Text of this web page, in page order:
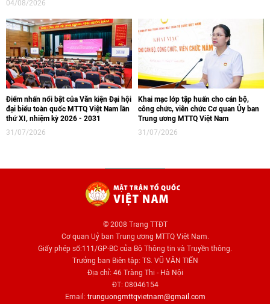
04/08/2026
Điểm nhấn nổi bật của Văn kiện Đại hội
đại biểu toàn quốc MTTQ Việt Nam lần
thứ XI, nhiệm kỳ 2026 - 2031
31/07/2026
Khai mạc lớp tập huấn cho cán bộ,
công chức, viên chức Cơ quan Ủy ban
Trung ương MTTQ Việt Nam
31/07/2026
© 2008 Trang TTĐT
Cơ quan Uỷ ban Trung ương MTTQ Việt Nam.
Giấy phép số:111/GP-BC của Bộ Thông tin và Truyền thông.
Trưởng ban Biên tập: TS. VŨ VĂN TIẾN
Địa chỉ: 46 Tràng Thi - Hà Nội
ĐT: 08046154
Email: trunguongmttqvietnam@gmail.com